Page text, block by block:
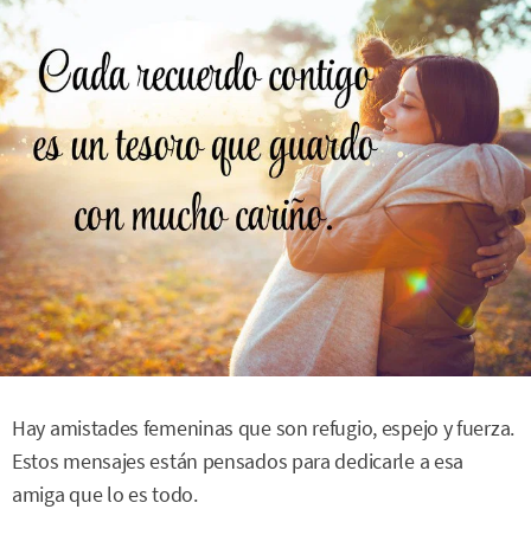
Hay amistades femeninas que son refugio, espejo y fuerza.
Estos mensajes están pensados para dedicarle a esa
amiga que lo es todo.